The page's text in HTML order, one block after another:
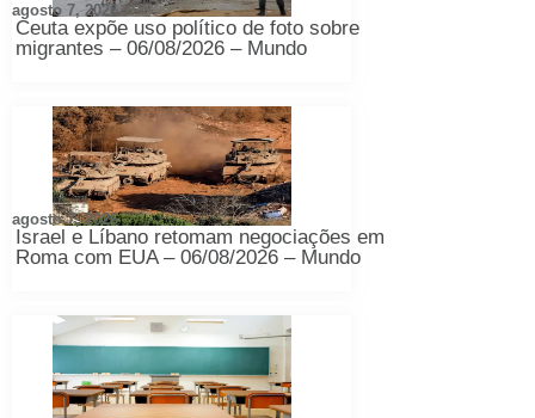
Ceuta expõe uso político de foto sobre
migrantes – 06/08/2026 – Mundo
agosto 7, 2026
Israel e Líbano retomam negociações em
Roma com EUA – 06/08/2026 – Mundo
agosto 7, 2026